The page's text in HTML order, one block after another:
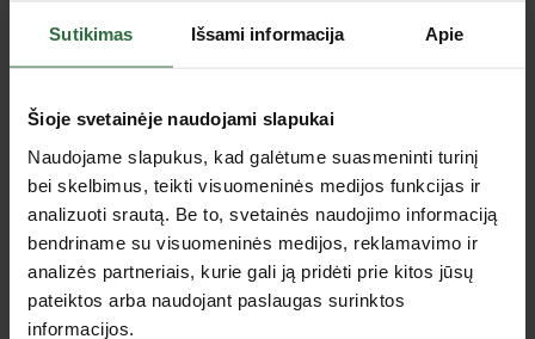
Sutikimas Išsami informacija Apie
Šioje svetainėje naudojami slapukai
Naudojame slapukus, kad galėtume suasmeninti turinį
bei skelbimus, teikti visuomeninės medijos funkcijas ir
analizuoti srautą. Be to, svetainės naudojimo informaciją
bendriname su visuomeninės medijos, reklamavimo ir
analizės partneriais, kurie gali ją pridėti prie kitos jūsų
pateiktos arba naudojant paslaugas surinktos
informacijos.
Greitai džiūstanti, daugiasluoksnė tinklinė medžiaga pagrindinėse
šonuose ir nugaroje.
Rankovės leidžia patogiai nešioti įrankių krepšius, kuprines ar
alpinistinius diržus ir užtikrina didesnę judesių laisvę.
Specifikacija
Sudėtis
100 % poliesteris
Spalva
Pilka